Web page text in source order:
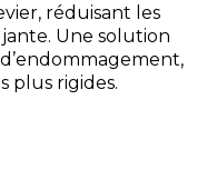
réduisant les
Une solution
plus rigides.